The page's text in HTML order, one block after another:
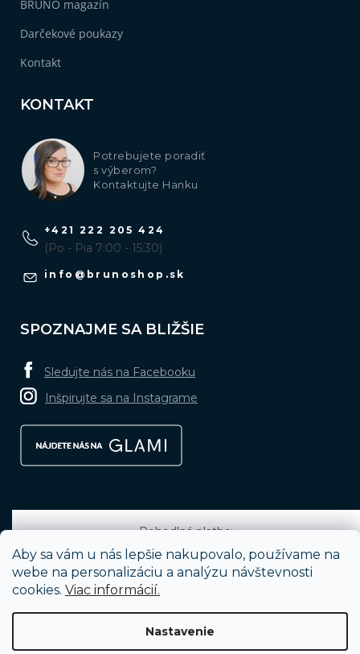
Aby sa vám u nás lepšie nakupovalo, používame na
webe na personalizáciu a analýzu návštevnosti
cookies. Viac informácií.
Nastavenie
BRUNO magazín
Darčekové poukazy
Kontakt
KONTAKT
Potrebujete poradiť
s výberom?
Kontaktujte Hanku
info @ brunoshop.sk
+421 222 205 424
(Po - Pia 7:00 - 15:30)
SPOZNAJME SA BLIŽŠIE
Sledujte nás na Facebooku
Inšpirujte sa na Instagrame
Pohodlná platba: